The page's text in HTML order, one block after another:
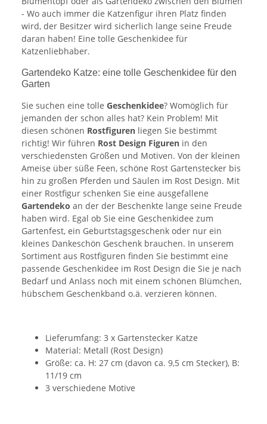
- Wo auch immer die Katzenfigur ihren Platz finden
wird, der Besitzer wird sicherlich lange seine Freude
daran haben! Eine tolle Geschenkidee für
Katzenliebhaber.
Gartendeko Katze: eine tolle Geschenkidee für den
Garten
Sie suchen eine tolle Geschenkidee? Womöglich für
jemanden der schon alles hat? Kein Problem! Mit
diesen schönen Rostfiguren liegen Sie bestimmt
richtig! Wir führen Rost Design Figuren in den
verschiedensten Größen und Motiven. Von der kleinen
Ameise über süße Feen, schöne Rost Gartenstecker bis
hin zu großen Pferden und Säulen im Rost Design. Mit
einer Rostfigur schenken Sie eine ausgefallene
Gartendeko an der der Beschenkte lange seine Freude
haben wird. Egal ob Sie eine Geschenkidee zum
Gartenfest, ein Geburtstagsgeschenk oder nur ein
kleines Dankeschön Geschenk brauchen. In unserem
Sortiment aus Rostfiguren finden Sie bestimmt eine
passende Geschenkidee im Rost Design die Sie je nach
Bedarf und Anlass noch mit einem schönen Blümchen,
hübschem Geschenkband o.ä. verzieren können.
Lieferumfang: 3 x Gartenstecker Katze
Material: Metall (Rost Design)
Größe: ca. H: 27 cm (davon ca. 9,5 cm Stecker), B:
11/19 cm
3 verschiedene Motive